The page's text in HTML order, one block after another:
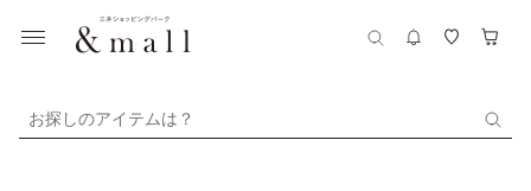
お探しのアイテムは？